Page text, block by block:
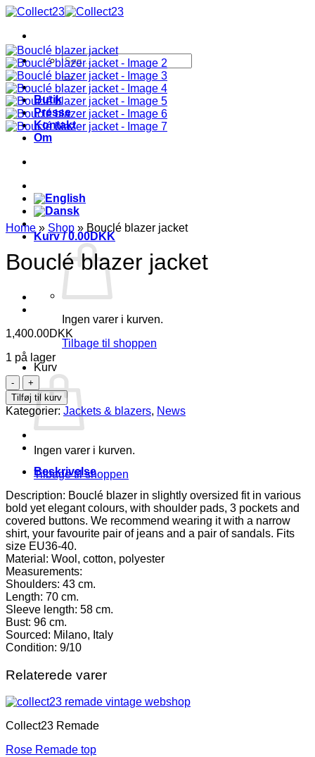
Fortsæt
indhold
Søg
efter:
Butik
Presse
Kontakt
Om
Kurv /0.00DKK
Ingen varer i kurven.
Tilbage til shoppen
Kurv
Ingen varer i kurven.
Tilbage til shoppen
Home » Shop » Bouclé blazer jacket
Bouclé blazer jacket
1,400.00DKK
1 på lager
Bouclé
blazer
jacket
antal
Tilføj til kurv
Kategorier: Jackets & blazers, News
Beskrivelse
Description: Bouclé blazer in slightly oversized fit in various
bold yet elegant colours, with shoulder pads, 3 pockets and
covered buttons. We recommend wearing it with a narrow
shirt, your favourite pair of jeans and a pair of sandals. Fits
size EU36-40.
Material: Wool, cotton, polyester
Measurements:
Shoulders: 43 cm.
Length: 70 cm.
Sleeve length: 58 cm.
Bust: 96 cm.
Sourced: Milano, Italy
Condition: 9/10
Relaterede varer
Collect23 Remade
Rose Remade top